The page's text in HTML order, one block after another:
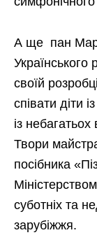
А ще пан
Українського
своїй
співати діти
із
Твори
посібника
суботніх та
зарубіжжя.